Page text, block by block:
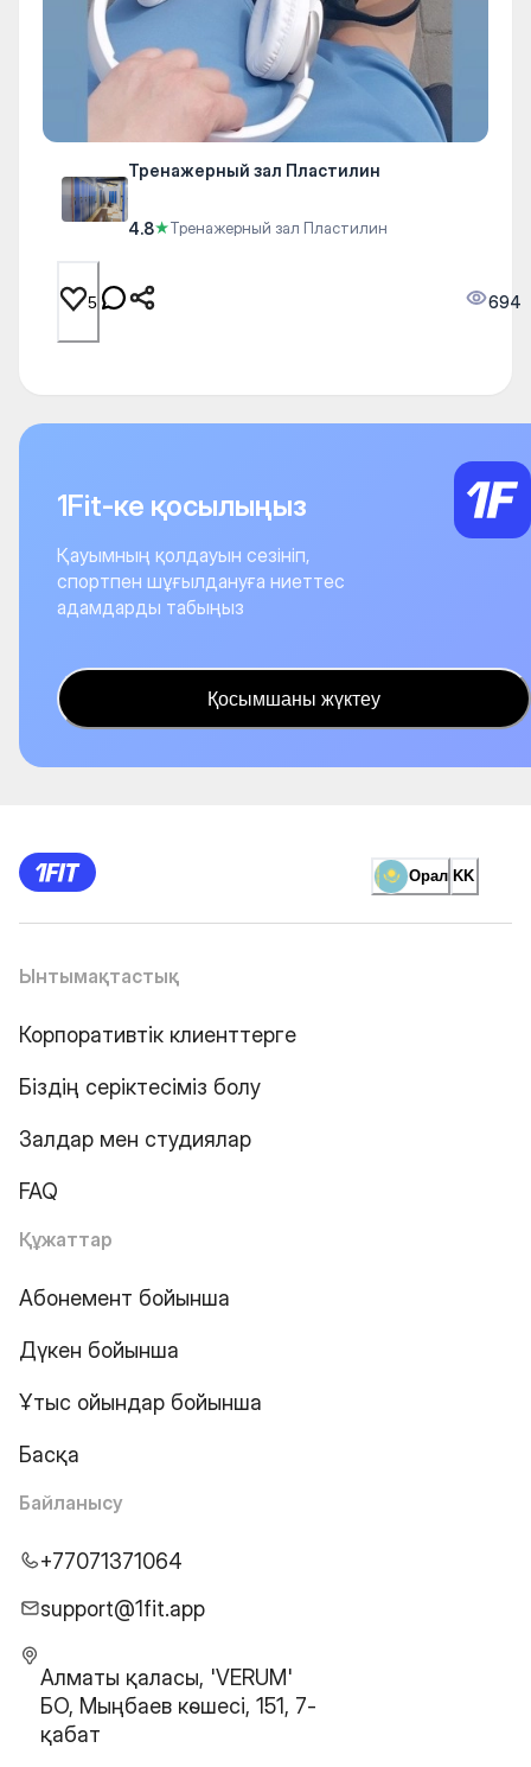
Тренажерный зал Пластилин
4.8★Тренажерный зал Пластилин
5 694
1Fit-ке қосылыңыз
Қауымның қолдауын сезініп,
спортпен шұғылдануға ниеттес
адамдарды табыңыз
Қосымшаны жүктеу
Орал KK
Ынтымақтастық
Корпоративтік клиенттерге
Біздің серіктесіміз болу
Залдар мен студиялар
FAQ
Құжаттар
Абонемент бойынша
Дүкен бойынша
Ұтыс ойындар бойынша
Басқа
Байланысу
+77071371064
support@1fit.app
Алматы қаласы, 'VERUM'
БО, Мыңбаев көшесі, 151, 7-
қабат